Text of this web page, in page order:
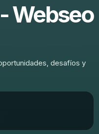
Webseo
desafíos y